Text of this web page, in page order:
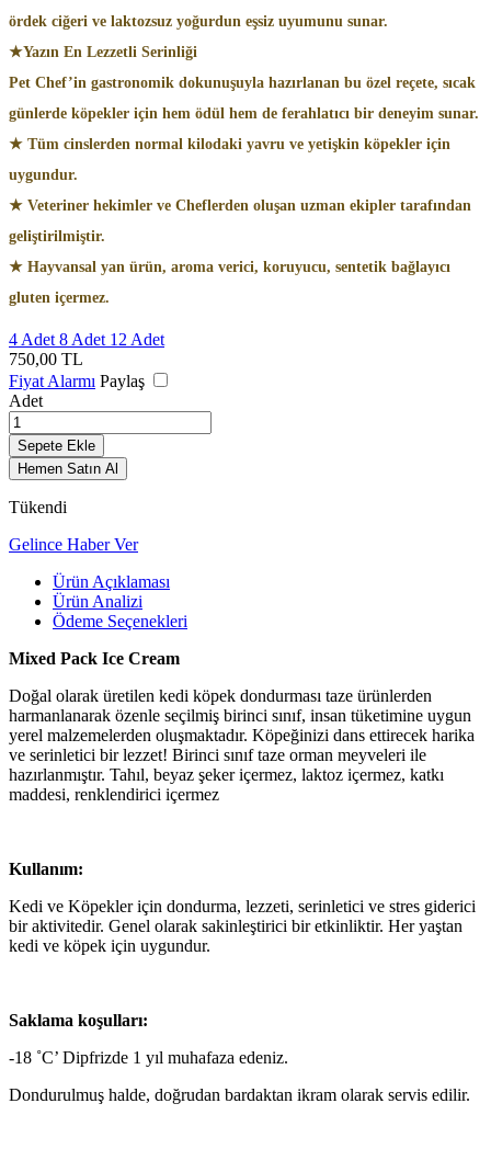
ördek ciğeri ve laktozsuz yoğurdun eşsiz uyumunu sunar.
★Yazın En Lezzetli Serinliği
Pet Chef’in gastronomik dokunuşuyla hazırlanan bu özel reçete, sıcak
günlerde köpekler için hem ödül hem de ferahlatıcı bir deneyim sunar.
★ Tüm cinslerden normal kilodaki yavru ve yetişkin köpekler için
uygundur.
★ Veteriner hekimler ve Cheflerden oluşan uzman ekipler tarafından
geliştirilmiştir.
★ Hayvansal yan ürün, aroma verici, koruyucu, sentetik bağlayıcı
gluten içermez.
4 Adet 8 Adet 12 Adet
750,00 TL
Fiyat Alarmı Paylaş
Adet
Sepete Ekle
Hemen Satın Al
Tükendi
Gelince Haber Ver
Ürün Açıklaması
Ürün Analizi
Ödeme Seçenekleri
Mixed Pack Ice Cream
Doğal olarak üretilen kedi köpek dondurması taze ürünlerden
harmanlanarak özenle seçilmiş birinci sınıf, insan tüketimine uygun
yerel malzemelerden oluşmaktadır. Köpeğinizi dans ettirecek harika
ve serinletici bir lezzet! Birinci sınıf taze orman meyveleri ile
hazırlanmıştır. Tahıl, beyaz şeker içermez, laktoz içermez, katkı
maddesi, renklendirici içermez
Kullanım:
Kedi ve Köpekler için dondurma, lezzeti, serinletici ve stres giderici
bir aktivitedir. Genel olarak sakinleştirici bir etkinliktir. Her yaştan
kedi ve köpek için uygundur.
Saklama koşulları:
-18 ˚C’ Dipfrizde 1 yıl muhafaza edeniz.
Dondurulmuş halde, doğrudan bardaktan ikram olarak servis edilir.